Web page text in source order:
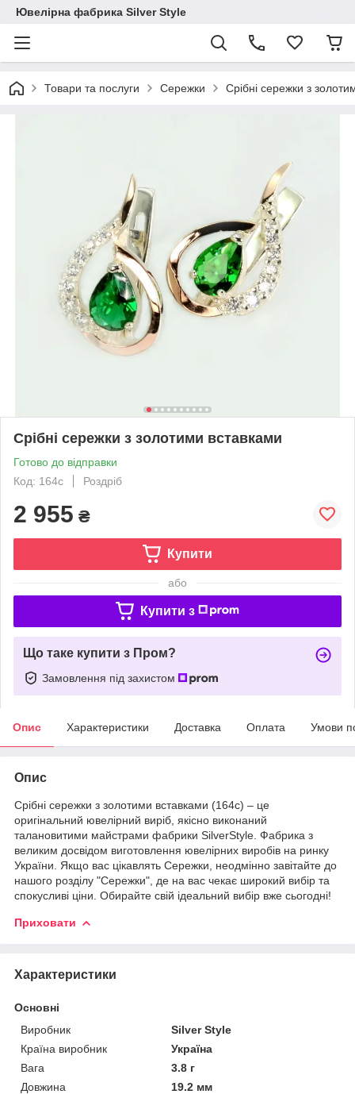
Ювелірна фабрика Silver Style
Товари та послуги Сережки Срібні сережки з
Срібні сережки з золотими вставками
Готово до відправки
Код: 164с
Роздріб
2 955 ₴
Купити
або
Купити з
Що таке купити з Пром?
Замовлення під захистом
Опис Характеристики Доставка Оплата Умови
Опис
Срібні сережки з золотими вставками (164с) – це
оригінальний ювелірний виріб, якісно виконаний
талановитими майстрами фабрики SilverStyle. Фабрика з
великим досвідом виготовлення ювелірних виробів на ринку
України. Якщо вас цікавлять Сережки, неодмінно завітайте до
нашого розділу "Сережки", де на вас чекає широкий вибір та
спокусливі ціни. Обирайте свій ідеальний вибір вже сьогодні!
Приховати
Характеристики
Основні
Виробник
Silver Style
Країна виробник
Україна
Вага
3.8 г
Довжина
19.2 мм